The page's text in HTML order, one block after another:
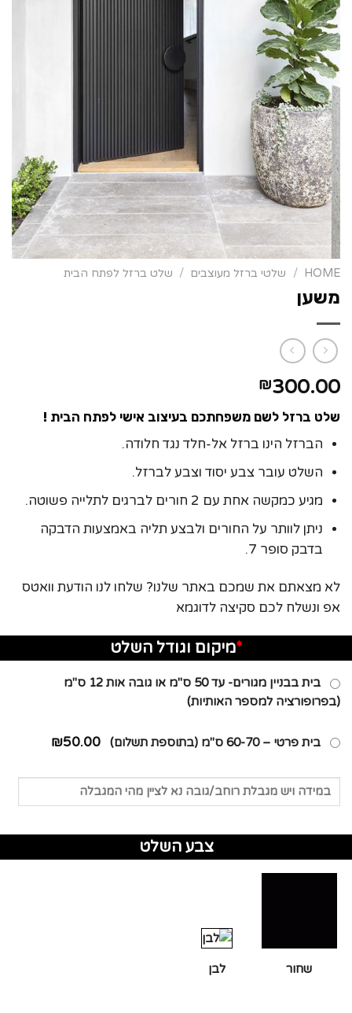
HOME
/ שלטי ברזל מעוצבים / שלט ברזל לפתח הבית
משען
₪300.00
שלט ברזל לשם משפחתכם בעיצוב אישי לפתח הבית !
הברזל הינו ברזל אל-חלד נגד חלודה.
השלט עובר צבע יסוד וצבע לברזל.
מגיע כמקשה אחת עם 2 חורים לברגים לתלייה פשוטה.
ניתן לוותר על החורים ולבצע תליה באמצעות הדבקה
בדבק סופר 7.
לא מצאתם את שמכם באתר שלנו? שלחו לנו הודעת וואטס
אפ ונשלח לכם סקיצה לדוגמא
*מיקום וגודל השלט
בית בבניין מגורים- עד 50 ס"מ או גובה אות 12 ס"מ
(בפרופורציה למספר האותיות)
בית פרטי – 60-70 ס"מ (בתוספת תשלום) ₪50.00
צבע השלט
שחור לבן